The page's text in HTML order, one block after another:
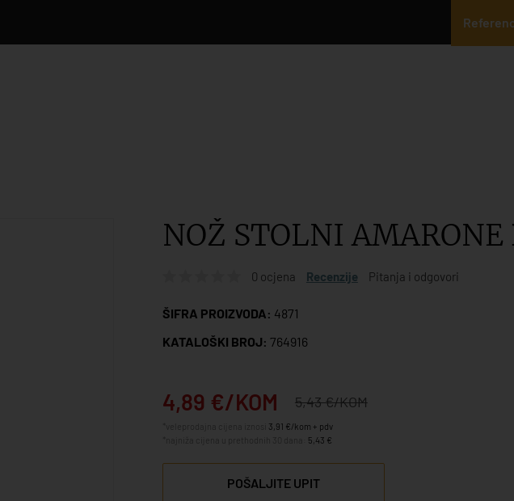
NOŽ STOLNI AMARONE
0 ocjena Recenzije Pitanja i odgovori
ŠIFRA PROIZVODA: 4871
KATALOŠKI BROJ: 764916
4,89 €/KOM 5,43 €/KOM
3,91 €/kom + pdv
5,43 €
POŠALJITE UPIT